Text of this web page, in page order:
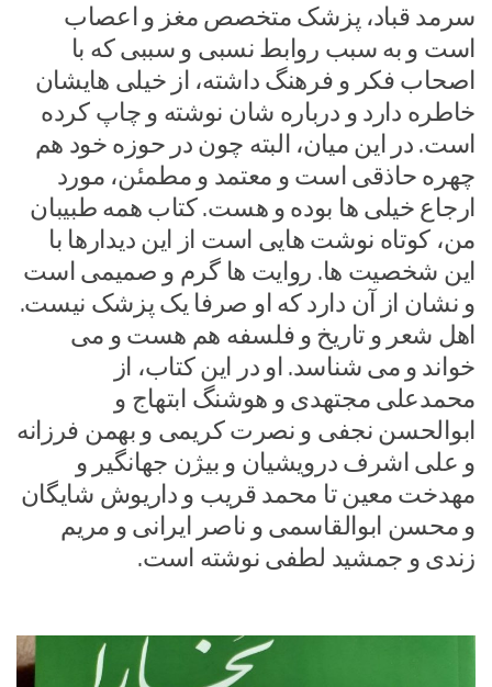
سرمد قباد، پزشک متخصص مغز و اعصاب
است و به سبب روابط نسبی و سببی که با
اصحاب فکر و فرهنگ داشته، از خیلی هایشان
خاطره دارد و درباره شان نوشته و چاپ کرده
است. در این میان، البته چون در حوزه خود هم
چهره حاذقی است و معتمد و مطمئن، مورد
ارجاع خیلی ها بوده و هست. کتاب همه طبیبان
من، کوتاه نوشت هایی است از این دیدارها با
این شخصیت ها. روایت ها گرم و صمیمی است
و نشان از آن دارد که او صرفا یک پزشک نیست.
اهل شعر و تاریخ و فلسفه هم هست و می
خواند و می شناسد. او در این کتاب، از
محمدعلی مجتهدی و هوشنگ ابتهاج و
ابوالحسن نجفی و نصرت کریمی و بهمن فرزانه
و علی اشرف درویشیان و بیژن جهانگیر و
مهدخت معین تا محمد قریب و داریوش شایگان
و محسن ابوالقاسمی و ناصر ایرانی و مریم
زندی و جمشید لطفی نوشته است.